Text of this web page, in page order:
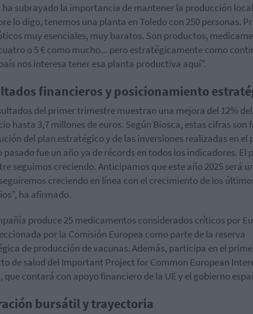
ha subrayado la importancia de mantener la producción
lo digo, tenemos una planta en Toledo con 250 personas.
muy esenciales, muy baratos. Son productos,
o 5 € como mucho... pero estratégicamente como
nos interesa tener esa planta productiva aquí".
financieros y posicionamiento
del primer trimestre muestran una mejora del 12% del
hasta 3,7 millones de euros. Según Biosca, estas cifras son
del plan estratégico y de las inversiones realizadas en el
pasado fue un año ya de récords en todos los indicadores. El
seguimos creciendo. Anticipamos que este año 2025 será
creciendo en línea con el crecimiento de los
ha afirmado.
produce 25 medicamentos considerados críticos por
por la Comisión Europea como parte de la reserva
de producción de vacunas. Además, participa en el
de salud del Important Project for Common European
que contará con apoyo financiero de la UE y el gobierno
bursátil y trayectoria